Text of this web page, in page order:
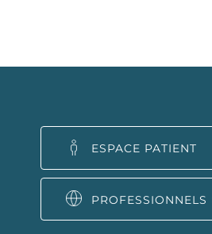
ESPACE PATIENT
PROFESSIONNELS